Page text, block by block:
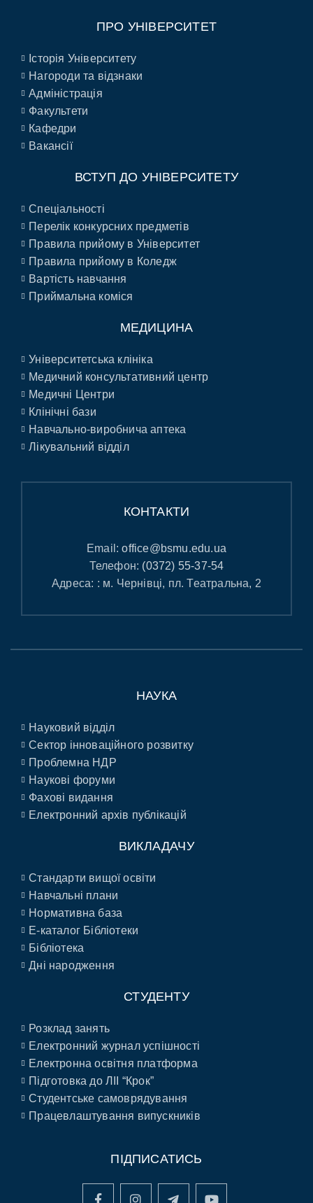
ПРО УНІВЕРСИТЕТ
Історія Університету
Нагороди та відзнаки
Адміністрація
Факультети
Кафедри
Вакансії
ВСТУП ДО УНІВЕРСИТЕТУ
Спеціальності
Перелік конкурсних предметів
Правила прийому в Університет
Правила прийому в Коледж
Вартість навчання
Приймальна коміся
МЕДИЦИНА
Університетська клініка
Медичний консультативний центр
Медичні Центри
Клінічні бази
Навчально-виробнича аптека
Лікувальний відділ
КОНТАКТИ
Email:office@bsmu.edu.ua
Телефон: (0372) 55-37-54
Адреса: : м. Чернівці, пл. Театральна, 2
НАУКА
Науковий відділ
Сектор інноваційного розвитку
Проблемна НДР
Наукові форуми
Фахові видання
Електронний архів публікацій
ВИКЛАДАЧУ
Стандарти вищої освіти
Навчальні плани
Нормативна база
E-каталог Бібліотеки
Бібліотека
Дні народження
СТУДЕНТУ
Розклад занять
Електронний журнал успішності
Електронна освітня платформа
Підготовка до ЛІІ “Крок”
Студентське самоврядування
Працевлаштування випускників
ПІДПИСАТИСЬ